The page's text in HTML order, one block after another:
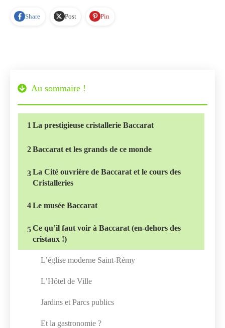
Share Post Pin
Au sommaire !
1 La prestigieuse cristallerie Baccarat
2Baccarat et les grands de ce monde
3La Cité ouvrière de Baccarat et le cours des
Cristalleries
4Le musée Baccarat
5Ce qu’il faut voir à Baccarat (en-dehors des
cristaux !)
L’église moderne Saint-Rémy
L’Hôtel de Ville
Jardins et Parcs publics
Et la gastronomie ?